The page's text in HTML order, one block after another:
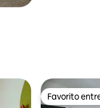
Favorito
Favorito